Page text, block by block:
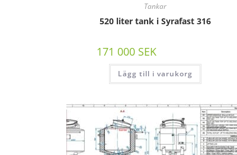
Tankar
520 liter tank i Syrafast 316
171 000 SEK
Lägg till i varukorg